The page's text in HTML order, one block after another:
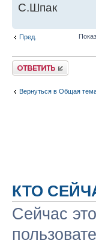
С.Шпак
Пред.
Ответить
Вернуться в Общая
КТО
Сейчас